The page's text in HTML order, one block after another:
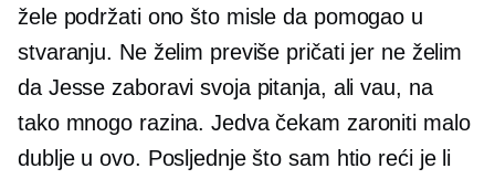
žele podržati ono što misle da pomogao u
stvaranju. Ne želim previše pričati jer ne želim
da Jesse zaboravi svoja pitanja, ali vau, na
tako mnogo razina. Jedva čekam zaroniti malo
dublje u ovo. Posljednje što sam htio reći je li